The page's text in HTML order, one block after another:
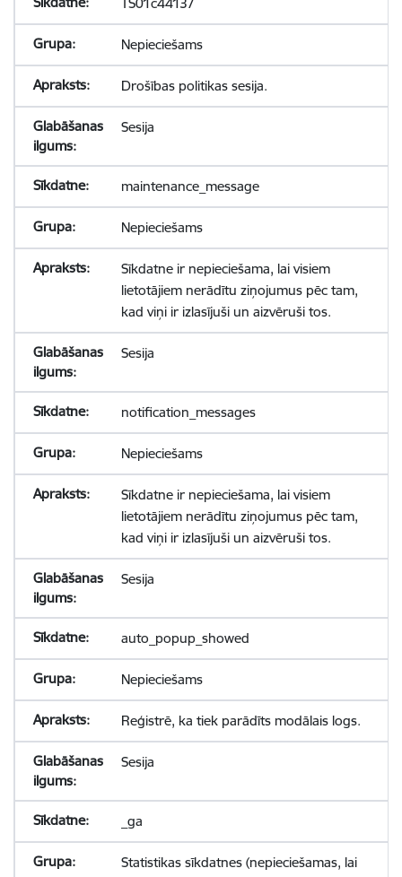
Nepieciešams
Drošības politikas sesija.
Sesija
maintenance_message
Nepieciešams
Sīkdatne ir nepieciešama, lai visiem
lietotājiem nerādītu ziņojumus pēc tam,
kad viņi ir izlasījuši un aizvēruši tos.
Sesija
notification_messages
Nepieciešams
Sīkdatne ir nepieciešama, lai visiem
lietotājiem nerādītu ziņojumus pēc tam,
kad viņi ir izlasījuši un aizvēruši tos.
Sesija
auto_popup_showed
Nepieciešams
Reģistrē, ka tiek parādīts modālais logs.
Sesija
_ga
Statistikas sīkdatnes (nepieciešamas, lai